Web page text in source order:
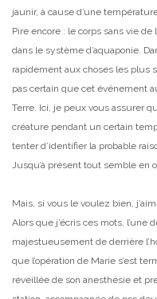
jaunir, à cause d’une
Pire encore : le corps sans vie
dans le système d’aquaponie.
rapidement aux choses les plus
pas certain que cet événement
Terre. Ici, je peux vous assurer
créature pendant un certain
tenter d’identifier la probable
Jusqu’à présent tout semble en
Mais, si vous le voulez bien,
Alors que j’écris ces mots, l’une
majestueusement de derrière
que l’opération de Marie s’est
réveillée de son anesthésie et